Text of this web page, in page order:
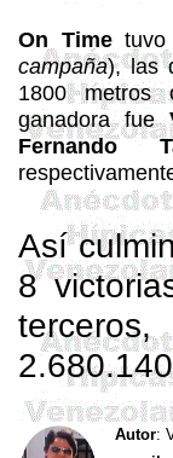
On Timetuvo
campaña), las
1800 metros
ganadora fue
Fernando
Así
8
Autor: